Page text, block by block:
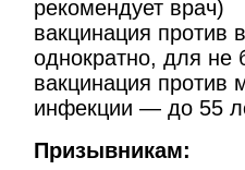
рекомендует врач)
вакцинация против
однократно, для не
вакцинация против
инфекции — до 55
Призывникам: